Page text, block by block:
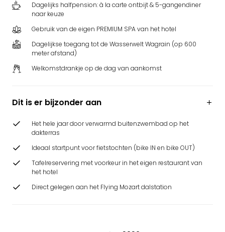
Dagelijks halfpension: à la carte ontbijt & 5-gangendiner
naar keuze
Gebruik van de eigen PREMIUM SPA van het hotel
Dagelijkse toegang tot de Wasserwelt Wagrain (op 600
meter afstand)
Welkomstdrankje op de dag van aankomst
Dit is er bijzonder aan
Het hele jaar door verwarmd buitenzwembad op het
dakterras
Ideaal startpunt voor fietstochten (bike IN en bike OUT)
Tafelreservering met voorkeur in het eigen restaurant van
het hotel
Direct gelegen aan het Flying Mozart dalstation